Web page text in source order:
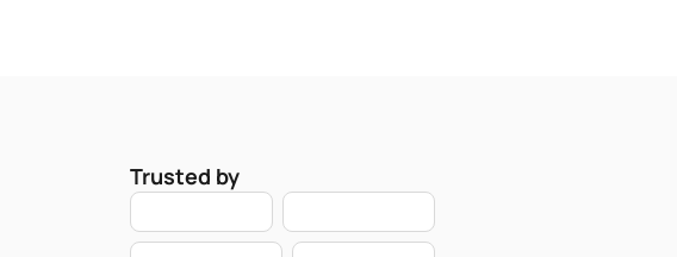
Trusted by